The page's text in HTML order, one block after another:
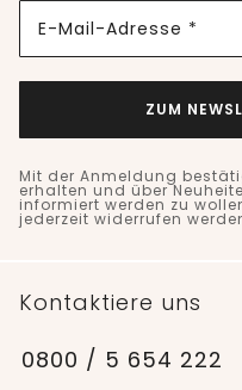
E-Mail-Adresse *
ZUM
Mit der Anmeldung
erhalten und über
informiert werden zu
jederzeit widerrufen
Kontaktiere uns
0800 / 5 654 222